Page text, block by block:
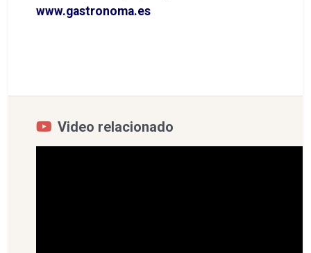
www.gastronoma.es
Video relacionado